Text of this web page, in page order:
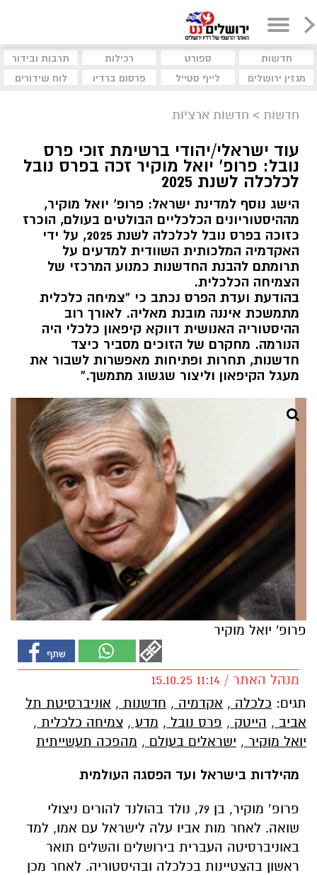
חדשות ספורט רכילות
תרבות ובידור
מגזין ירושלים
לייף סטייל פרסום ברדיו לוח שידורים
חדשות > חדשות ארציות
עוד ישראלי/יהודי ברשימת זוכי פרס
נובל: פרופ' יואל מוקיר זכה בפרס נובל
לכלכלה לשנת 2025
הישג נוסף למדינת ישראל: פרופ’ יואל מוקיר,
מההיסטוריונים הכלכליים הבולטים בעולם, הוכרז
כזוכה בפרס נובל לכלכלה לשנת 2025, על ידי
האקדמיה המלכותית השוודית למדעים על
תרומתם להבנת החדשנות כמנוע המרכזי של
הצמיחה הכלכלית.
בהודעת ועדת הפרס נכתב כי “צמיחה כלכלית
מתמשכת איננה מובנת מאליה. לאורך רוב
ההיסטוריה האנושית דווקא קיפאון כלכלי היה
הנורמה. מחקרם של הזוכים מסביר כיצד
חדשנות, תחרות ופתיחות מאפשרות לשבור את
מעגל הקיפאון וליצור שגשוג מתמשך.”
פרופ' יואל מוקיר
מנהל האתר / 11:14 15.10.25
תגים: כלכלה , אקדמיה , חדשנות , אוניברסיטת תל
אביב , הייטק , פרס נובל , מדע , צמיחה כלכלית ,
יואל מוקיר , ישראלים בעולם , מהפכה תעשייתית
מהילדות בישראל ועד הפסגה העולמית
פרופ’ מוקיר, בן 79, נולד בהולנד להורים ניצולי
שואה. לאחר מות אביו עלה לישראל עם אמו, למד
באוניברסיטה העברית בירושלים והשלים תואר
ראשון בהצטיינות בכלכלה ובהיסטוריה. לאחר מכן